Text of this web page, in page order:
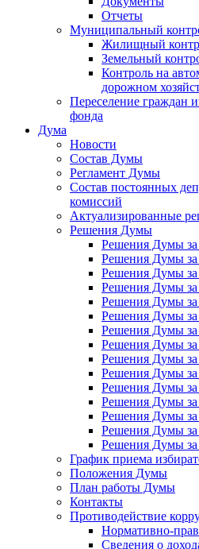
Отчеты
Муниципальный
Жилищный
Земельный
Контроль на
дорожном
Переселение граждан
фонда
Дума
Новости
Состав Думы
Регламент Думы
Состав постоянных
комиссий
Актуализированные
Решения Думы
Решения Думы за
Решения Думы за
Решения Думы за
Решения Думы за
Решения Думы за
Решения Думы за
Решения Думы за
Решения Думы за
Решения Думы за
Решения Думы за
Решения Думы за
Решения Думы за
Решения Думы за
Решения Думы за
Решения Думы за
График приема
Положения Думы
План работы Думы
Контакты
Противодействие
Нормативно-
Сведения о